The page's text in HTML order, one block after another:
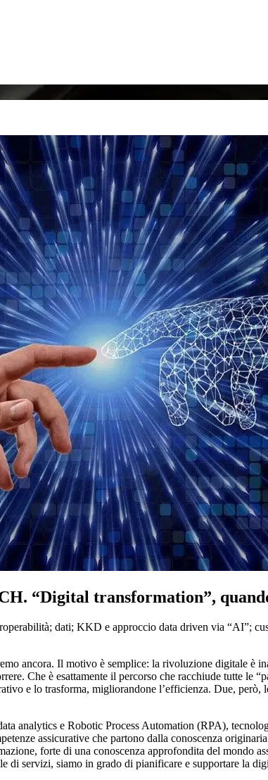
“Digital transformation”,
dati; KKD e approccio data driven via “AI”;
ancora. Il motivo è semplice: la rivoluzione digitale
Che è esattamente il percorso che racchiude tutte
e lo trasforma, migliorandone l’efficienza. Due, però,
analytics e Robotic Process Automation (RPA),
assicurative che partono dalla conoscenza
forte di una conoscenza approfondita del mondo
di servizi, siamo in grado di pianificare e supportare la